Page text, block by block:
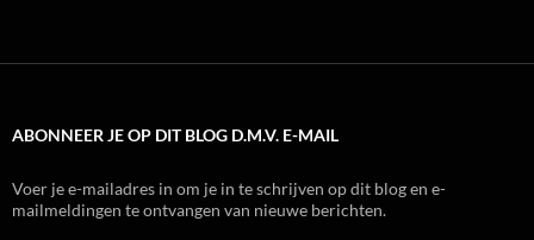
ABONNEER JE OP DIT BLOG D.M.V. E-MAIL
Voer je e-mailadres in om je in te schrijven op dit blog en e-
mailmeldingen te ontvangen van nieuwe berichten.